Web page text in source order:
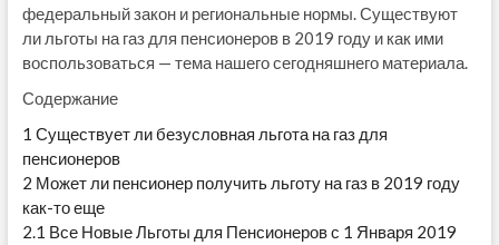
федеральный закон и региональные нормы. Существуют
ли льготы на газ для пенсионеров в 2019 году и как ими
воспользоваться — тема нашего сегодняшнего материала.
Содержание
1 Существует ли безусловная льгота на газ для
пенсионеров
2 Может ли пенсионер получить льготу на газ в 2019 году
как-то еще
2.1 Все Новые Льготы для Пенсионеров с 1 Января 2019